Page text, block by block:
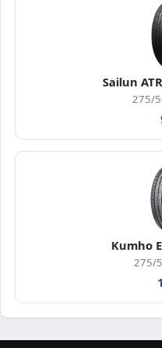
Sailun
275/
Kumho
275/